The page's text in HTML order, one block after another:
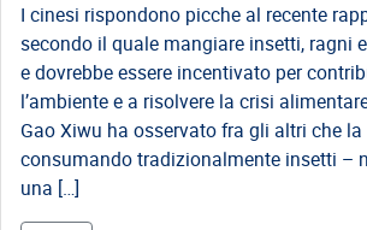
I cinesi rispondono picche al recente
secondo il quale mangiare insetti, ragni
e dovrebbe essere incentivato per
l’ambiente e a risolvere la crisi
Gao Xiwu ha osservato fra gli altri che
consumando tradizionalmente insetti –
una […]